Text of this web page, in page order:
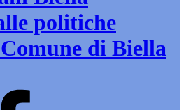
politiche
di Biella